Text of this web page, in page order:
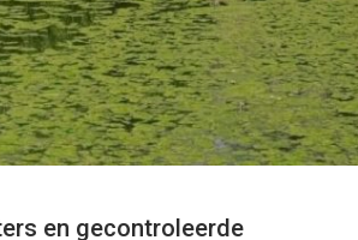
en gecontroleerde